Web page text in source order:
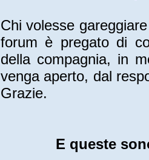
Chi volesse
forum è pregato di
della compagnia, in
venga aperto, dal
Grazie.
E queste